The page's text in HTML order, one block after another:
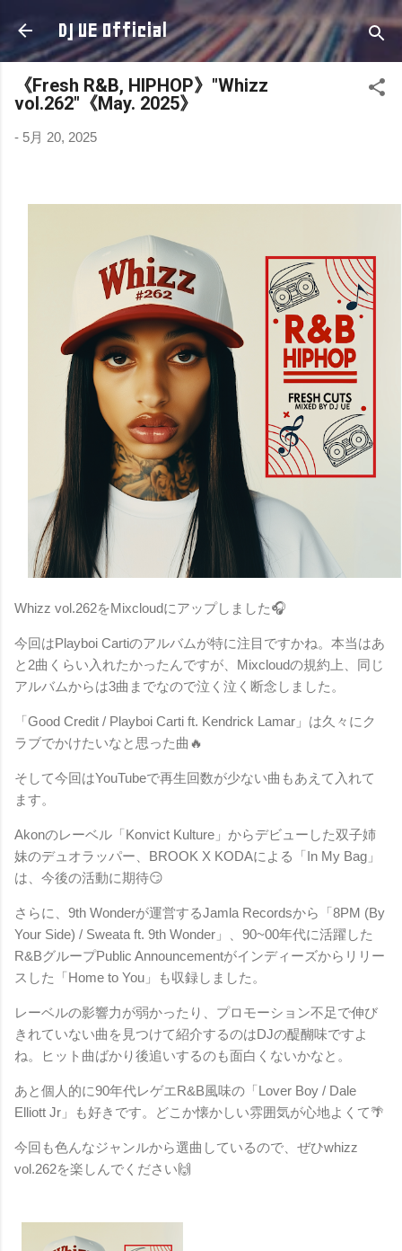
スキップしてメイン コンテンツに移動
DJ UE Official
《Fresh R&B, HIPHOP》"Whizz
vol.262"《May. 2025》
- 5月 20, 2025
Whizz vol.262をMixcloudにアップしました🎧
今回はPlayboi Cartiのアルバムが特に注目ですかね。本当はあ
と2曲くらい入れたかったんですが、Mixcloudの規約上、同じ
アルバムからは3曲までなので泣く泣く断念しました。
「Good Credit / Playboi Carti ft. Kendrick Lamar」は久々にク
ラブでかけたいなと思った曲🔥
そして今回はYouTubeで再生回数が少ない曲もあえて入れて
ます。
Akonのレーベル「Konvict Kulture」からデビューした双子姉
妹のデュオラッパー、BROOK X KODAによる「In My Bag」
は、今後の活動に期待😏
さらに、9th Wonderが運営するJamla Recordsから「8PM (By
Your Side) / Sweata ft. 9th Wonder」、90~00年代に活躍した
R&BグループPublic Announcementがインディーズからリリー
スした「Home to You」も収録しました。
レーベルの影響力が弱かったり、プロモーション不足で伸び
きれていない曲を見つけて紹介するのはDJの醍醐味ですよ
ね。ヒット曲ばかり後追いするのも面白くないかなと。
あと個人的に90年代レゲエR&B風味の「Lover Boy / Dale
Elliott Jr」も好きです。どこか懐かしい雰囲気が心地よくて🌴
今回も色んなジャンルから選曲しているので、ぜひwhizz
vol.262を楽しんでください🙌